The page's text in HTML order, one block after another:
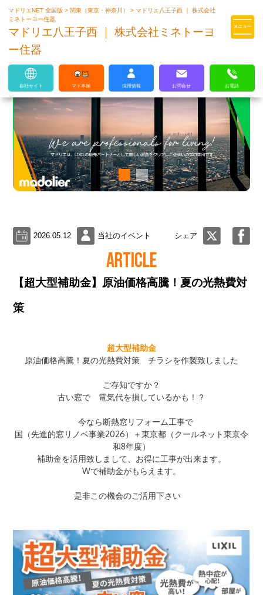
マドリエはLIXILの厳しい基準を
マドリエNET 全国版> 関東（東京・神奈川）>マドリエ八王子西 ｜ 株式会社
ミネトーヨー住器
マドリエ八王子西 ｜ 株式会社ミネトーヨ
ー住器
自社サイト マド本舗 採用情報 お問合せ お電話
2026.05.12 当社のイベント シェア
ARTICLE
【超大型補助金】原油価格高騰！夏の光熱費対
策